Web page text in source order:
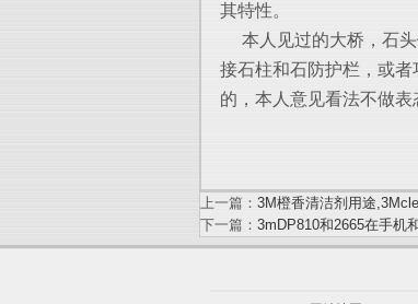
其特性。
本人见过的大桥，石头
接石柱和石防护栏，或
的，本人意见看法不做表
上一篇： 3M橙香清洁剂用途
下一篇： 3mDP810和2665在手机